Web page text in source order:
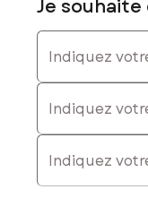
Je
Indiquez votre
Indiquez votre
E-mail